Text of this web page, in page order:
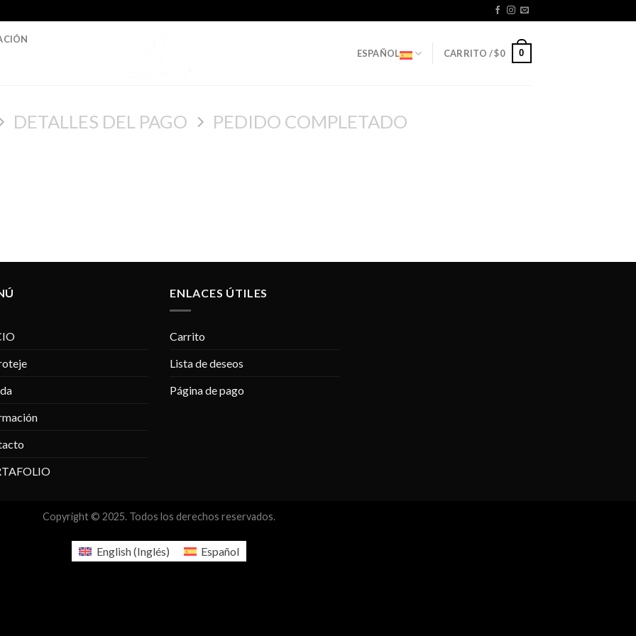
ESPAÑOL CARRITO /$0 0
DETALLES DEL PAGO PEDIDO COMPLETADO
ENLACES ÚTILES
Carrito
Lista de deseos
Página de pago
Copyright © 2025. Todos los derechos reservados.
English(Inglés) Español